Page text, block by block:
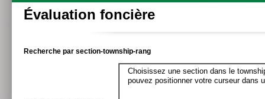
Évaluation foncière
Recherche par section-township-rang
Choisissez une section dans le
pouvez positionner votre curseur dans